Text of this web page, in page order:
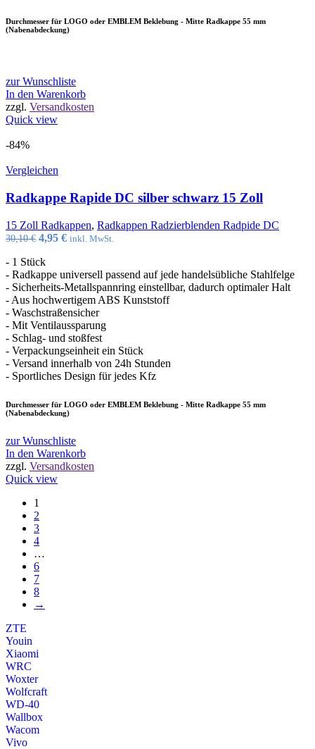
Durchmesser für LOGO oder EMBLEM Beklebung - Mitte Radkappe 55 mm
(Nabenabdeckung)
zur Wunschliste
In den Warenkorb
zzgl. Versandkosten
Quick view
-84%
Vergleichen
Radkappe Rapide DC silber schwarz 15 Zoll
15 Zoll Radkappen, Radkappen Radzierblenden Radpide DC
30,10€ Ursprünglicher
war:
30,10 €
4,95 €Aktueller
4,95 €.
inkl. MwSt.
- 1 Stück
- Radkappe universell passend auf jede handelsübliche Stahlfelge
- Sicherheits-Metallspannring einstellbar, dadurch optimaler Halt
- Aus hochwertigem ABS Kunststoff
- Waschstraßensicher
- Mit Ventilaussparung
- Schlag- und stoßfest
- Verpackungseinheit ein Stück
- Versand innerhalb von 24h Stunden
- Sportliches Design für jedes Kfz
Durchmesser für LOGO oder EMBLEM Beklebung - Mitte Radkappe 55 mm
(Nabenabdeckung)
zur Wunschliste
In den Warenkorb
zzgl. Versandkosten
Quick view
1
2
3
4
…
6
7
8
→
ZTE
Youin
Xiaomi
WRC
Woxter
Wolfcraft
WD-40
Wallbox
Wacom
Vivo